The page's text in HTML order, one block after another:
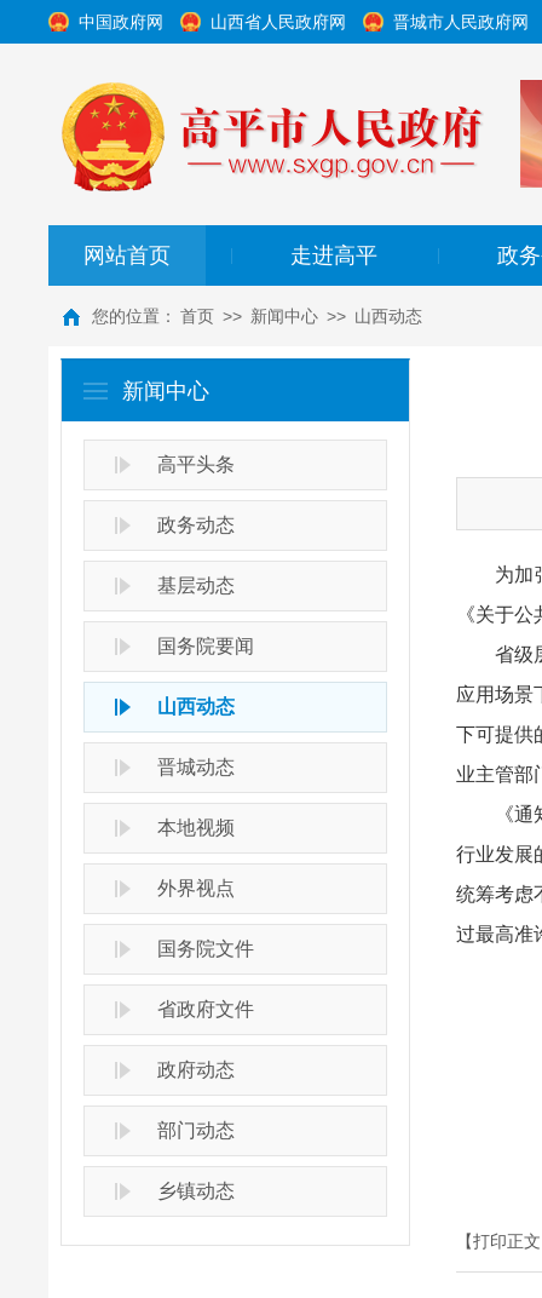
中国政府网 山西省人民政府网 晋城市人民政府网
网站首页 走进高平 政
您的位置： 首页 >> 新闻中心 >> 山西动态
新闻中心
高平头条
政务动态
基层动态
国务院要闻
山西动态
晋城动态
本地视频
外界视点
国务院文件
省政府文件
政府动态
部门动态
乡镇动态
为加
《关于
省级
应用场景
下可提供
业主管部
《
行业发展
统筹考虑
过最高准
【打印正